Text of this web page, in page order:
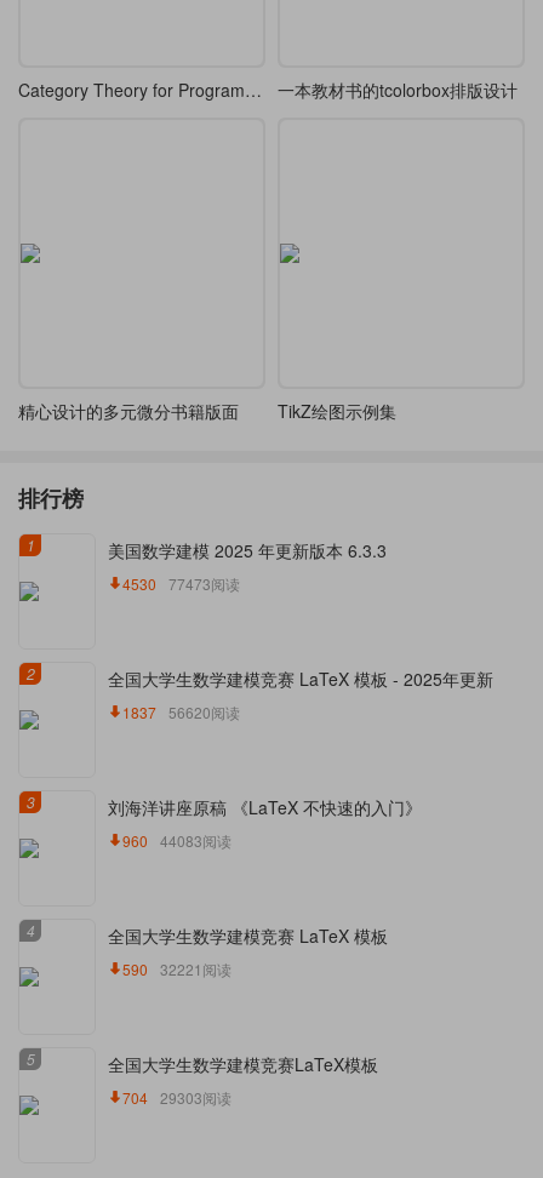
Category Theory for Programmers 书籍latex排版 一本教材书的tcolorbox排版设计
精心设计的多元微分书籍版面 TikZ绘图示例集
排行榜
1 美国数学建模 2025 年更新版本 6.3.3
4530 77473阅读
2 全国大学生数学建模竞赛 LaTeX 模板 - 2025年更新
1837 56620阅读
3 刘海洋讲座原稿 《LaTeX 不快速的入门》
960 44083阅读
4 全国大学生数学建模竞赛 LaTeX 模板
590 32221阅读
5 全国大学生数学建模竞赛LaTeX模板
704 29303阅读